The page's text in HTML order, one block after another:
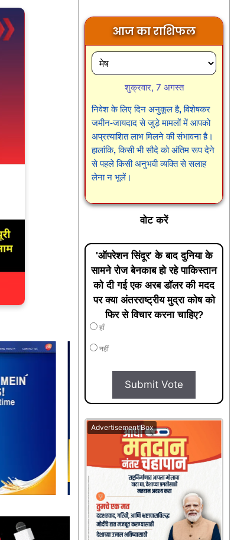
आज का राशिफल
शुक्रवार, 7 अगस्त
निवेश के लिए दिन अनुकूल है, विशेषकर
जमीन-जायदाद से जुड़े मामलों में आपको
अप्रत्याशित लाभ मिलने की संभावना है।
हालांकि, किसी भी सौदे को अंतिम रूप देने
से पहले किसी अनुभवी व्यक्ति से सलाह
लेना न भूलें।
वोट करें
'ऑपरेशन सिंदूर' के बाद दुनिया के
सामने रोज बेनकाब हो रहे पाकिस्तान
को दी गई एक अरब डॉलर की मदद
पर क्या अंतरराष्ट्रीय मुद्रा कोष को
फिर से विचार करना चाहिए?
हाँ
नहीं
Submit Vote
Advertisement Box